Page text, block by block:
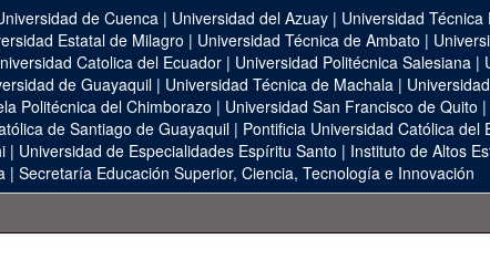
de Cuenca | Universidad del Azuay | Universidad
Estatal de Milagro | Universidad Técnica de Ambato |
Catolica del Ecuador| Universidad Politécnica Salesiana|
de Guayaquil | Universidad Técnica de Machala |
Politécnica del Chimborazo | Universidad San Francisco de Quito |
de Santiago de Guayaquil | Pontificia Universidad Católica del
| Universidad de Especialidades Espíritu Santo | Instituto de Altos
| Secretaría Educación Superior, Ciencia, Tecnología e Innovación